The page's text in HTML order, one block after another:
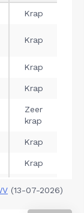
(13-07-2026)